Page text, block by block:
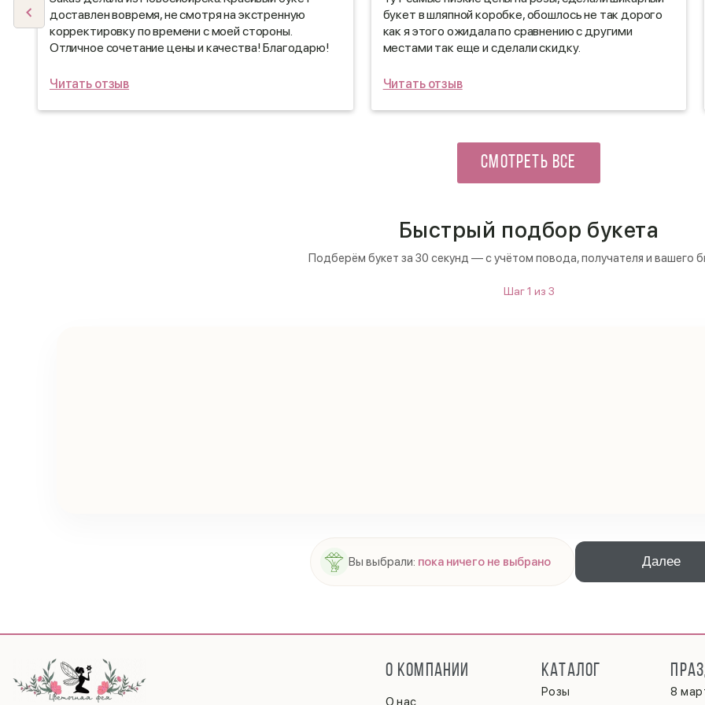
доставлен вовремя, не смотря на экстренную
корректировку по времени с моей стороны.
Отличное сочетание цены и качества! Благодарю!
Читать отзыв
букет в шляпной коробке, обошлось не так дорого
как я этого ожидала по сравнению с другими
местами так еще и сделали скидку.
Читать отзыв
СМОТРЕТЬ ВСЕ
Быстрый подбор букета
Подберём букет за 30 секунд — с учётом повода, получателя и вашего
Шаг1 из 3
Вы выбрали: пока ничего не выбрано Далее
О КОМПАНИИ
О нас
КАТАЛОГ
Розы
8